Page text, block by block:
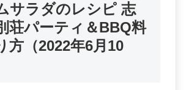
サラダのレシピ 志
荘パーティ＆BBQ料
方（2022年6月10